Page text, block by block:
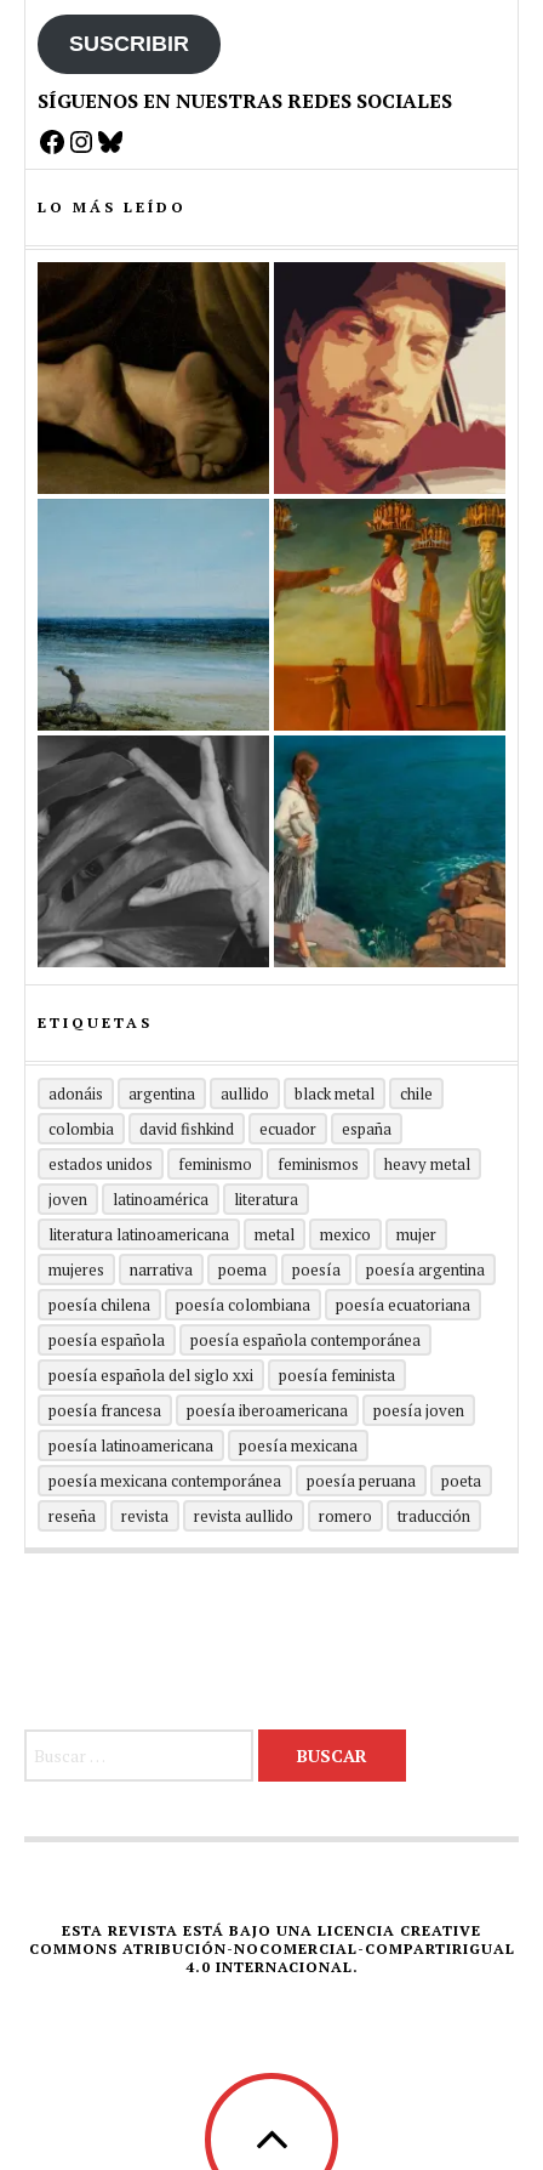
SUSCRIBIR
SÍGUENOS EN NUESTRAS REDES SOCIALES
Facebook
Instagram
Bluesky
LO MÁS LEÍDO
ETIQUETAS
adonáis argentina aullido black metal
chile
colombia
david fishkind ecuador
españa
estados unidos
feminismo feminismos
heavy metal
joven
latinoamérica
literatura
literatura latinoamericana
metal mexico
mujer
mujeres
narrativa poema poesía
poesía argentina
poesía chilena
poesía colombiana
poesía ecuatoriana
poesía española
poesía española contemporánea
poesía española del siglo xxi
poesía feminista
poesía francesa
poesía iberoamericana
poesía joven
poesía latinoamericana
poesía mexicana
poesía mexicana contemporánea
poesía peruana
poeta
reseña
revista revista aullido romero traducción
ESTA REVISTA ESTÁ BAJO UNA LICENCIA CREATIVE
COMMONS ATRIBUCIÓN-NOCOMERCIAL-COMPARTIRIGUAL
4.0 INTERNACIONAL.